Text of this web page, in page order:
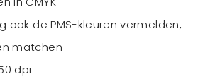
ook de PMS-kleuren vermelden,
matchen
dpi